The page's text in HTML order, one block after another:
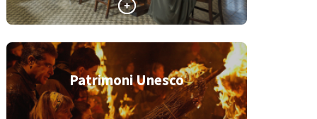
Patrimoni Unesco